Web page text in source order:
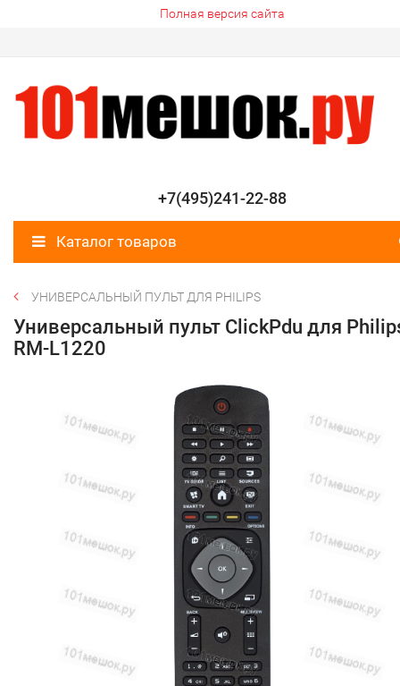
Полная версия сайта
+7(495)241-22-88
Каталог товаров
УНИВЕРСАЛЬНЫЙ ПУЛЬТ ДЛЯ PHILIPS
Универсальный пульт ClickPdu для
RM-L1220